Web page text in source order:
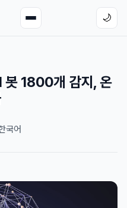
🌙
봇 1800개 감지, 온
국어